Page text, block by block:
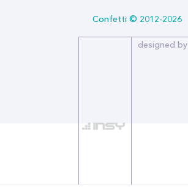
Confetti © 2012-2026
designed by